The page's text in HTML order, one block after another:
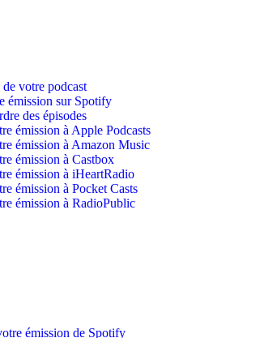
votre podcast
émission sur Spotify
des épisodes
émission à Apple Podcasts
émission à Amazon Music
émission à Castbox
émission à iHeartRadio
émission à Pocket Casts
émission à RadioPublic
émission de Spotify